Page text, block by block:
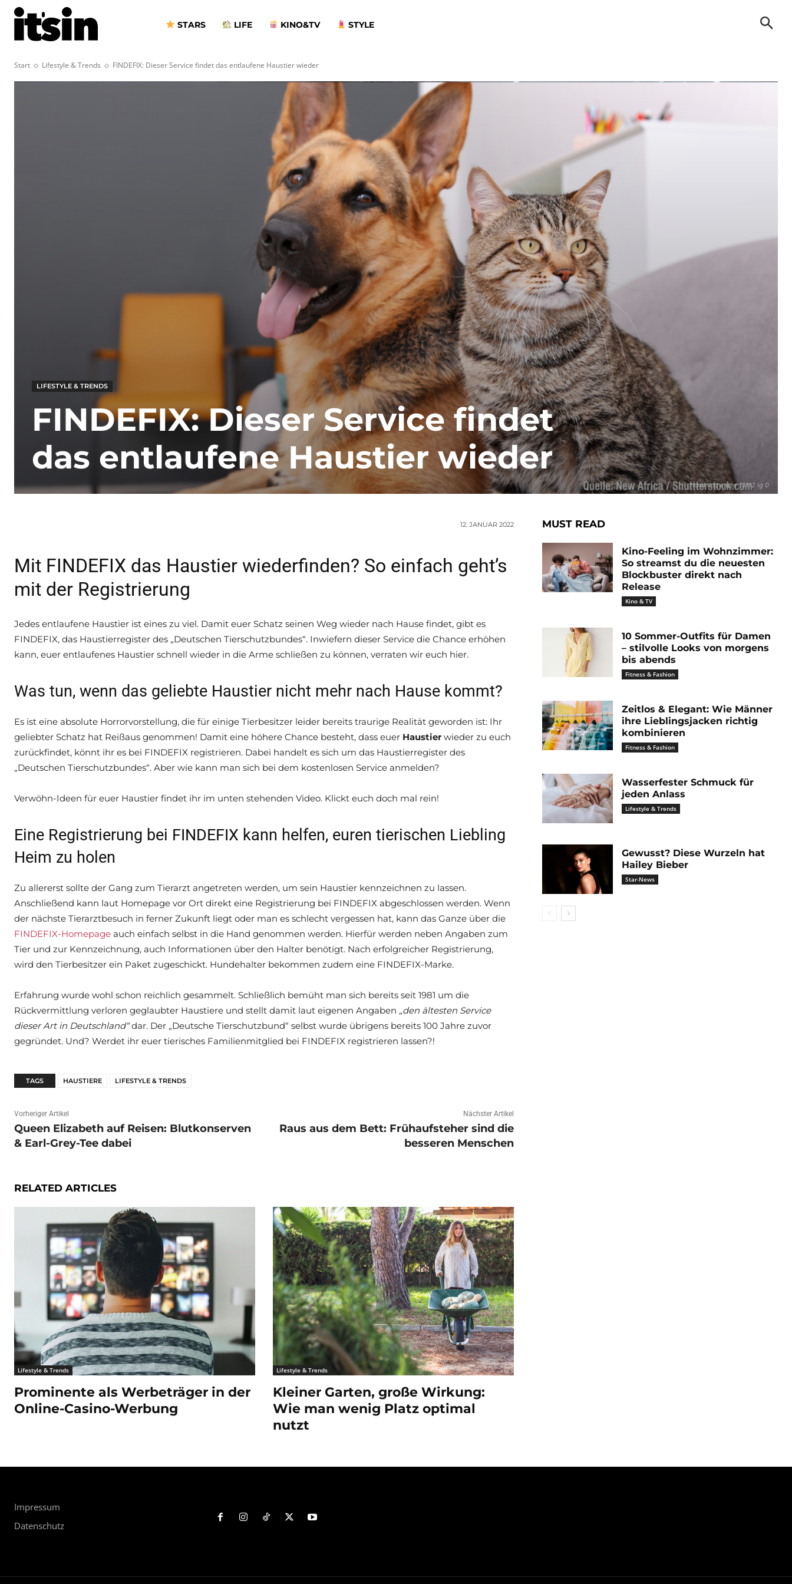
STARS LIFE KINO&TV STYLE
Start Lifestyle & Trends FINDEFIX: Dieser Service findet das entlaufene Haustier wieder
hund und katze 13112 lg 0
LIFESTYLE & TRENDS
FINDEFIX: Dieser Service findet
das entlaufene Haustier wieder
12. JANUAR 2022
Mit FINDEFIX das Haustier wiederfinden? So einfach geht’s
mit der Registrierung
Jedes entlaufene Haustier ist eines zu viel. Damit euer Schatz seinen Weg wieder nach Hause findet, gibt es
FINDEFIX, das Haustierregister des „Deutschen Tierschutzbundes“. Inwiefern dieser Service die Chance erhöhen
kann, euer entlaufenes Haustier schnell wieder in die Arme schließen zu können, verraten wir euch hier.
Was tun, wenn das geliebte Haustier nicht mehr nach Hause kommt?
Es ist eine absolute Horrorvorstellung, die für einige Tierbesitzer leider bereits traurige Realität geworden ist: Ihr
geliebter Schatz hat Reißaus genommen! Damit eine höhere Chance besteht, dass euer Haustier wieder zu euch
zurückfindet, könnt ihr es bei FINDEFIX registrieren. Dabei handelt es sich um das Haustierregister des
„Deutschen Tierschutzbundes“. Aber wie kann man sich bei dem kostenlosen Service anmelden?
Verwöhn-Ideen für euer Haustier findet ihr im unten stehenden Video. Klickt euch doch mal rein!
Eine Registrierung bei FINDEFIX kann helfen, euren tierischen Liebling
Heim zu holen
Zu allererst sollte der Gang zum Tierarzt angetreten werden, um sein Haustier kennzeichnen zu lassen.
Anschließend kann laut Homepage vor Ort direkt eine Registrierung bei FINDEFIX abgeschlossen werden. Wenn
der nächste Tierarztbesuch in ferner Zukunft liegt oder man es schlecht vergessen hat, kann das Ganze über die
FINDEFIX-Homepage auch einfach selbst in die Hand genommen werden. Hierfür werden neben Angaben zum
Tier und zur Kennzeichnung, auch Informationen über den Halter benötigt. Nach erfolgreicher Registrierung,
wird den Tierbesitzer ein Paket zugeschickt. Hundehalter bekommen zudem eine FINDEFIX-Marke.
Erfahrung wurde wohl schon reichlich gesammelt. Schließlich bemüht man sich bereits seit 1981 um die
Rückvermittlung verloren geglaubter Haustiere und stellt damit laut eigenen Angaben „den ältesten Service
dieser Art in Deutschland“dar. Der „Deutsche Tierschutzbund“ selbst wurde übrigens bereits 100 Jahre zuvor
gegründet. Und? Werdet ihr euer tierisches Familienmitglied bei FINDEFIX registrieren lassen?!
TAGS HAUSTIERE LIFESTYLE & TRENDS
Vorheriger Artikel
Queen Elizabeth auf Reisen: Blutkonserven
& Earl-Grey-Tee dabei
Nächster Artikel
Raus aus dem Bett: Frühaufsteher sind die
besseren Menschen
RELATED ARTICLES
Lifestyle & Trends
Prominente als Werbeträger in der
Online-Casino-Werbung
Lifestyle & Trends
Kleiner Garten, große Wirkung:
Wie man wenig Platz optimal
nutzt
MUST READ
Kino-Feeling im Wohnzimmer:
So streamst du die neuesten
Blockbuster direkt nach
Release
Kino & TV
10 Sommer-Outfits für Damen
– stilvolle Looks von morgens
bis abends
Fitness & Fashion
Zeitlos & Elegant: Wie Männer
ihre Lieblingsjacken richtig
kombinieren
Fitness & Fashion
Wasserfester Schmuck für
jeden Anlass
Lifestyle & Trends
Gewusst? Diese Wurzeln hat
Hailey Bieber
Star-News
Impressum
Datenschutz